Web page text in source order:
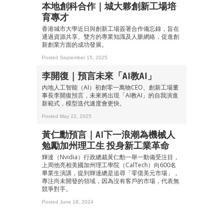
本地創科合作｜城大夥創新工場培
育專才
香港城市大學近日與創新工場簽署合作備忘錄，旨在
通過資源共享、雙方的專業知識及人脈網絡，促進創
新創業方面的成功發展。
Posted September 15, 2025
李開復｜預言未來「AI教AI」
內地人工智能（AI）初創零一萬物CEO、創新工場董
事長李開復預言，未來將出現「AI教AI」的自我演進
新範式，模型迭代速度會更快。
Posted May 22, 2025
黃仁勳預言｜AI下一浪潮為機械人
勉勵加州理工生 投身新工業革命
輝達（Nvidia）行政總裁黃仁勳一舉一動備受注目，
上周他亮相美國加州理工學院（CalTech）向600名
畢業生演講，提到輝達總是追尋「零億美元市場」，
專注尚未開發的領域，因為沒有客戶的市場，代表無
競爭對手。
Posted June 18, 2024